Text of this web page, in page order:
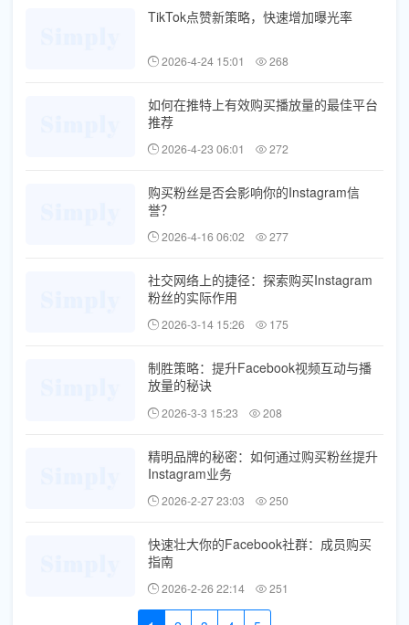
TikTok点赞新策略，快速增加曝光率
2026-4-24 15:01 268
如何在推特上有效购买播放量的最佳平台
推荐
2026-4-23 06:01 272
购买粉丝是否会影响你的Instagram信
誉？
2026-4-16 06:02 277
社交网络上的捷径：探索购买Instagram
粉丝的实际作用
2026-3-14 15:26 175
制胜策略：提升Facebook视频互动与播
放量的秘诀
2026-3-3 15:23 208
精明品牌的秘密：如何通过购买粉丝提升
Instagram业务
2026-2-27 23:03 250
快速壮大你的Facebook社群：成员购买
指南
2026-2-26 22:14 251